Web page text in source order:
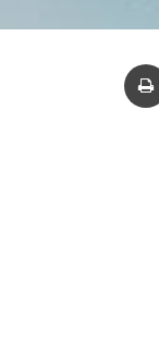
البريد